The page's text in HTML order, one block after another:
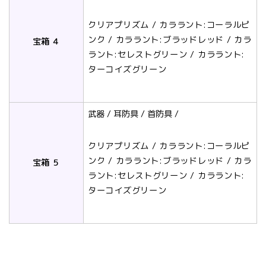
宝箱 ４
クリアプリズム / カララント:コーラルピ
ンク / カララント:ブラッドレッド / カラ
ラント:セレストグリーン / カララント:
ターコイズグリーン
宝箱 ５
武器 / 耳防具 / 首防具 /
クリアプリズム / カララント:コーラルピ
ンク / カララント:ブラッドレッド / カラ
ラント:セレストグリーン / カララント:
ターコイズグリーン